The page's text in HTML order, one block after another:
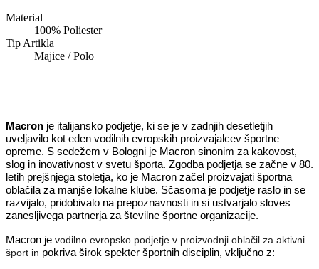
Material
100% Poliester
Tip Artikla
Majice / Polo
Macron je italijansko podjetje, ki se je v zadnjih desetletjih
uveljavilo kot eden vodilnih evropskih proizvajalcev športne
opreme. S sedežem v Bologni je Macron sinonim za kakovost,
slog in inovativnost v svetu športa. Zgodba podjetja se začne v 80.
letih prejšnjega stoletja, ko je Macron začel proizvajati športna
oblačila za manjše lokalne klube. Sčasoma je podjetje raslo in se
razvijalo, pridobivalo na prepoznavnosti in si ustvarjalo sloves
zanesljivega partnerja za številne športne organizacije.
Macron je vodilno evropsko podjetje v proizvodnji oblačil za aktivni
šport in pokriva širok spekter športnih disciplin, vključno z: